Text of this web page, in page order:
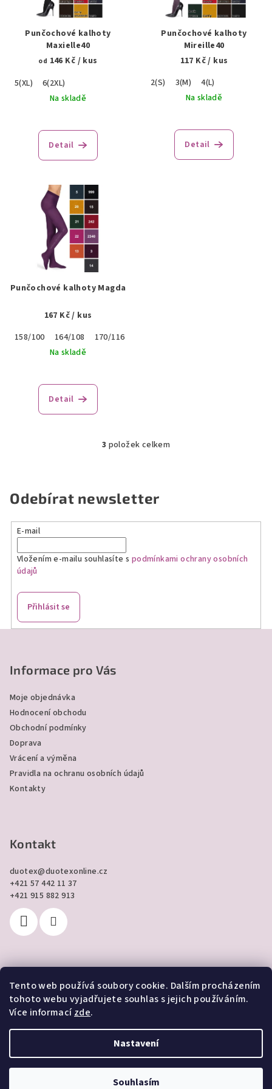
Tento web používá soubory cookie. Dalším procházením
tohoto webu vyjadřujete souhlas s jejich používáním.
Více informacízde.
Nastavení
Souhlasím
Punčochové kalhoty
Maxielle40
od 146 Kč / kus
5(XL)
6(2XL)
Na skladě
Detail
Punčochové kalhoty
Mireille40
117 Kč/ kus
2(S)
3(M)
4(L)
Na skladě
Detail
Punčochové kalhoty Magda
167 Kč/ kus
158/100
164/108 170/116
Na skladě
hodnocení
produktu
Detail
O
á
d
a
p
v
3 položek celkem
Odebírat newsletter
E-mail
Vložením e-mailu souhlasíte s podmínkami ochrany osobních
údajů
Přihlásit se
Informace pro Vás
Moje objednávka
Hodnocení obchodu
Obchodní podmínky
Doprava
Vrácení a výměna
Pravidla na ochranu osobních údajů
Kontakty
Kontakt
duotex@duotexonline.cz
+421 57 442 11 37
+421 915 882 913
Přijímáme online platby